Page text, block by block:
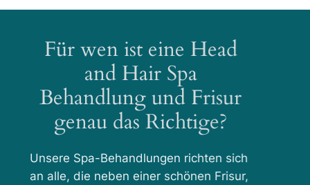
Für wen ist eine Head
and Hair Spa
Behandlung und Frisur
genau das Richtige?
Unsere Spa-Behandlungen richten sich
an alle, die neben einer schönen Frisur,